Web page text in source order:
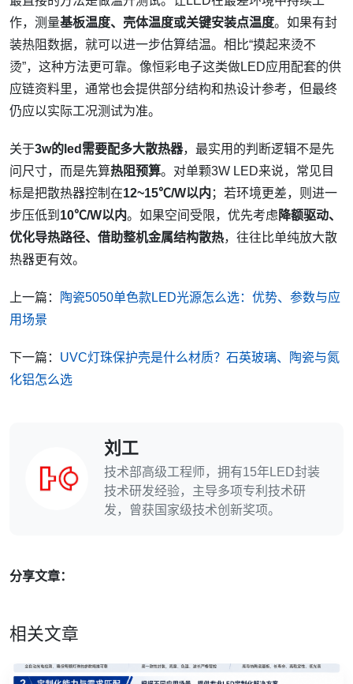
作，测量基板温度、壳体温度或关键安装点温度。如果有封
装热阻数据，就可以进一步估算结温。相比“摸起来烫不
烫”，这种方法更可靠。像恒彩电子这类做LED应用配套的供
应链资料里，通常也会提供部分结构和热设计参考，但最终
仍应以实际工况测试为准。
关于3w的led需要配多大散热器，最实用的判断逻辑不是先
问尺寸，而是先算热阻预算。对单颗3W LED来说，常见目
标是把散热器控制在12~15℃/W以内 ；若环境更差，则进一
步压低到 10℃/W以内。如果空间受限，优先考虑 降额驱动、
优化导热路径、借助整机金属结构散热，往往比单纯放大散
热器更有效。
上一篇：
陶瓷5050单色款LED光源怎么选：优势、参数与应
用场景
下一篇： UVC灯珠保护壳是什么材质？石英玻璃、陶瓷与氮
化铝怎么选
刘工
技术部高级工程师，拥有15年LED封装
技术研发经验，主导多项专利技术研
发，曾获国家级技术创新奖项。
分享文章：
相关文章